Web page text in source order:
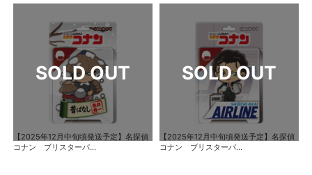
【2025年12月中旬頃発送予定】名探偵
コナン ブリスターパ...
【2025年12月中旬頃発送予定】名探偵
コナン ブリスターパ...